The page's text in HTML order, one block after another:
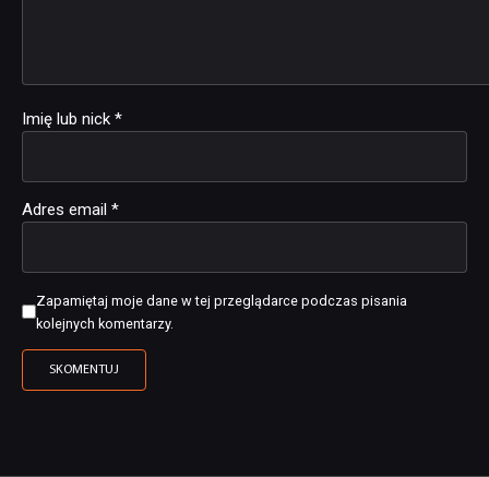
Imię lub nick *
Adres email *
Zapamiętaj moje dane w tej przeglądarce podczas pisania
kolejnych komentarzy.